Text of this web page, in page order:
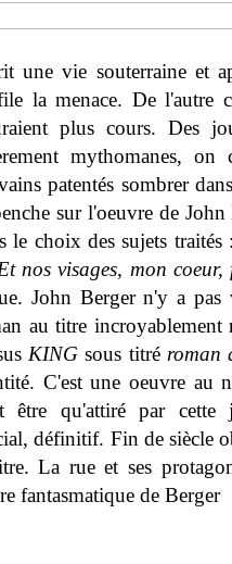
une vie souterraine et
la menace. De l'autre
plus cours. Des
mythomanes,
patentés sombrer
sur l'oeuvre de
le choix des sujets
nos visages, mon coeur,
John Berger n'y a pas
au titre incroyablement
KING sous titré roman
C'est une oeuvre au
être qu'attiré par cette
définitif. Fin de siècle
La rue et ses
fantasmatique de Berger